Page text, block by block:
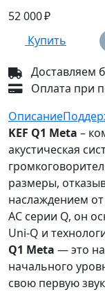
52 000 ₽
Купить
Доставляем
Оплата при
Описание
KEF Q1 Meta –
акустическая
размеры,
наслаждением
АС серии Q, он
Uni-Q и
Q1 Meta — это
начального
свою первую